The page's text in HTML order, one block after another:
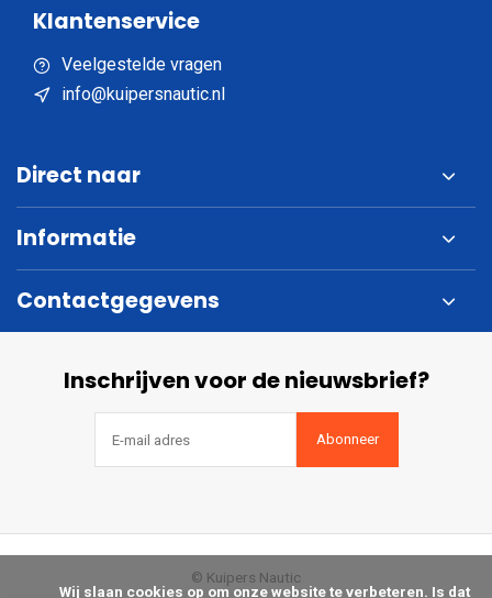
Klantenservice
Veelgestelde vragen
info@kuipersnautic.nl
Direct naar
Informatie
Contactgegevens
Inschrijven voor de nieuwsbrief?
Abonneer
© Kuipers Nautic